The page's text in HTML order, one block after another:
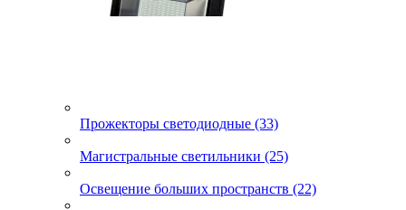
Прожекторы светодиодные (33)
Магистральные светильники (25)
Освещение больших пространств (22)